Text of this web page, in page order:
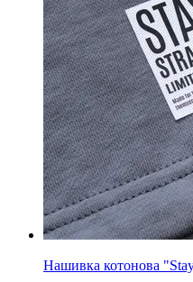
Нашивка котонова